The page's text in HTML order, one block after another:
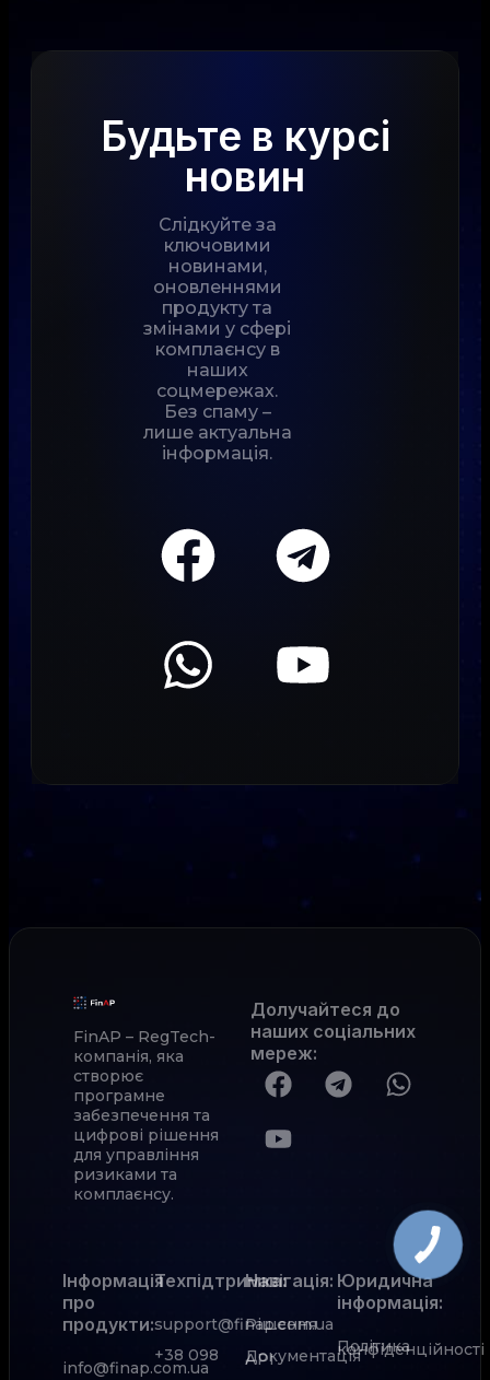
Будьте в курсі
новин
Слідкуйте за
ключовими
новинами,
оновленнями
продукту та
змінами у сфері
комплаєнсу в
наших
соцмережах.
Без спаму –
лише актуальна
інформація.
FinAP – RegTech-
компанія, яка
створює
програмне
забезпечення та
цифрові рішення
для управління
ризиками та
комплаєнсу.
Долучайтеся до
наших соціальних
мереж:
Інформація
про
продукти:
info@finap.com.ua
Техпідтримка:
support@finap.com.ua
+38 098
Рішення
Документація
АРІ
Навігація: Юридична
інформація:
Політика
конфіденційності